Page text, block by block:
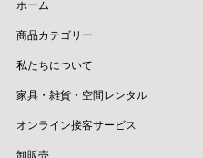
ホーム
商品カテゴリー
私たちについて
家具・雑貨・空間レンタル
オンライン接客サービス
卸販売